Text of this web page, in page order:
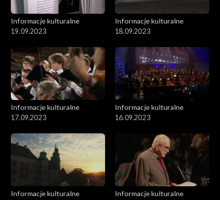
Informacje kulturalne
19.09.2023
Informacje kulturalne
18.09.2023
Informacje kulturalne
17.09.2023
Informacje kulturalne
16.09.2023
Informacje kulturalne
Informacje kulturalne